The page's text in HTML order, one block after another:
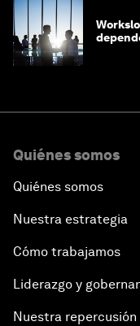
Quiénes somos
Quiénes somos
Nuestra estrategia
Cómo trabajamos
Liderazgo y
Nuestra repercusión